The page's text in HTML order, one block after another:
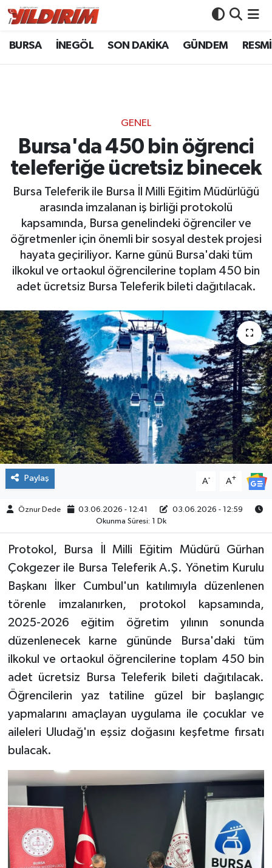
BURSA İNEGÖL SON DAKİKA GÜNDEM
GENEL
Bursa'da 450 bin öğrenci
teleferiğe ücretsiz binecek
Bursa Teleferik ile Bursa İl Milli Eğitim Müdürlüğü
arasında imzalanan iş birliği protokolü
kapsamında, Bursa genelindeki öğrenciler ve
öğretmenler için önemli bir sosyal destek projesi
hayata geçiriliyor. Karne günü Bursa'daki tüm
ilkokul ve ortaokul öğrencilerine toplam 450 bin
adet ücretsiz Bursa Teleferik bileti dağıtılacak.
Paylaş A- A+
Öznur Dede 03.06.2026 - 12:41
03.06.2026 - 12:59
Okunma Süresi: 1 Dk
Protokol, Bursa İl Milli Eğitim Müdürü Gürhan
Çokgezer ile Bursa Teleferik A.Ş. Yönetim Kurulu
Başkanı İlker Cumbul'un katılımıyla düzenlenen
törenle imzalanırken, protokol kapsamında,
2025-2026 eğitim öğretim yılının sonunda
düzenlenecek karne gününde Bursa'daki tüm
ilkokul ve ortaokul öğrencilerine toplam 450 bin
adet ücretsiz Bursa Teleferik bileti dağıtılacak.
Öğrencilerin yaz tatiline güzel bir başlangıç
yapmalarını amaçlayan uygulama ile çocuklar ve
aileleri Uludağ'ın eşsiz doğasını keşfetme fırsatı
bulacak.
BURSA
GÜNDEM
RESMİ İLANLAR
KÖŞE YAZILARI
SİYASET
YAŞAM
Bursa Nöbetçi Eczaneler
Bursa Trafik Yoğunluk Haritası
Süper Lig Puan Durumu ve Fikstür
Tüm Manşetler
Son Dakika Haberleri
Haber Arşivi